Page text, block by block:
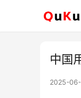
中国
2025-